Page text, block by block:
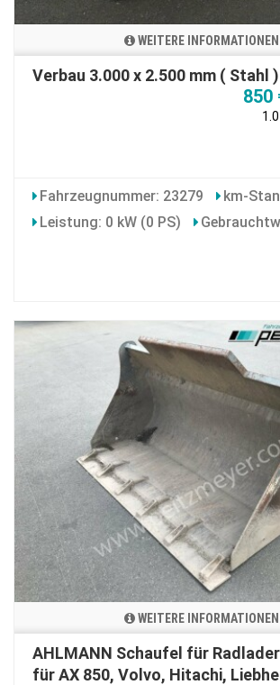
WEITERE INFORMATIONEN
Verbau 3.000 x 2.500 mm ( Stahl )
850
Fahrzeugnummer: 23279
km-
Leistung: 0 kW (0 PS)
WEITERE INFORMATIONEN
AHLMANN Schaufel für
für AX 850, Volvo, Hitachi,